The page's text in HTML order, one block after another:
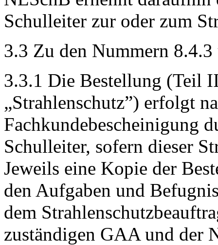
Schulleiter zur oder zum
3.3 Zu den Nummern
3.3.1 Die Bestellung (Teil
„Strahlenschutz”) erfolgt
Fachkundebescheinigung
Schulleiter, sofern dieser
Jeweils eine Kopie der
den Aufgaben und
dem
zuständigen GAA und der